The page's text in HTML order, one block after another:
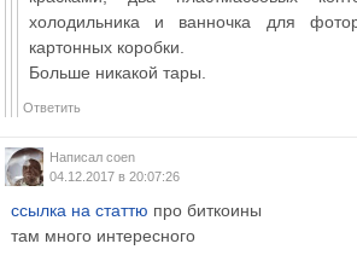
холодильника и ванночка для
картонных коробки.
Больше никакой тары.
Ответить
Написал coen
04.12.2017 в 20:07:26
ссылка на статтю про биткоины
там много интересного